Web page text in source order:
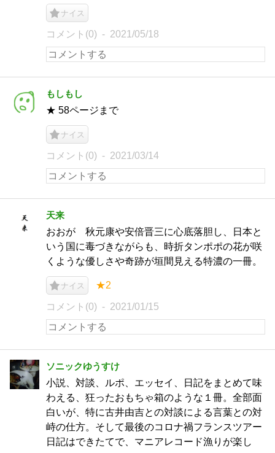
ナイス
コメント(0) 2021/05/18
もしもし
★ 58ページまで
ナイス
コメント(0) 2021/03/14
天来
おおが 秋元康や安倍晋三に心底落胆し、日本と
いう国に毒づきながらも、時折タンポポの花が咲
くような優しさや奇跡が垣間見える特濃の一冊。
ナイス ★2
コメント(0) 2021/01/15
ソニックゆうすけ
小説、対談、ルポ、エッセイ、日記をまとめて味
わえる、狂ったおもちゃ箱のような１冊。全部面
白いが、特に古井由吉との対談による言葉との対
峙の仕方。そして最後のコロナ禍フランスツアー
日記はできたてで、マニアレコード漁りが楽し